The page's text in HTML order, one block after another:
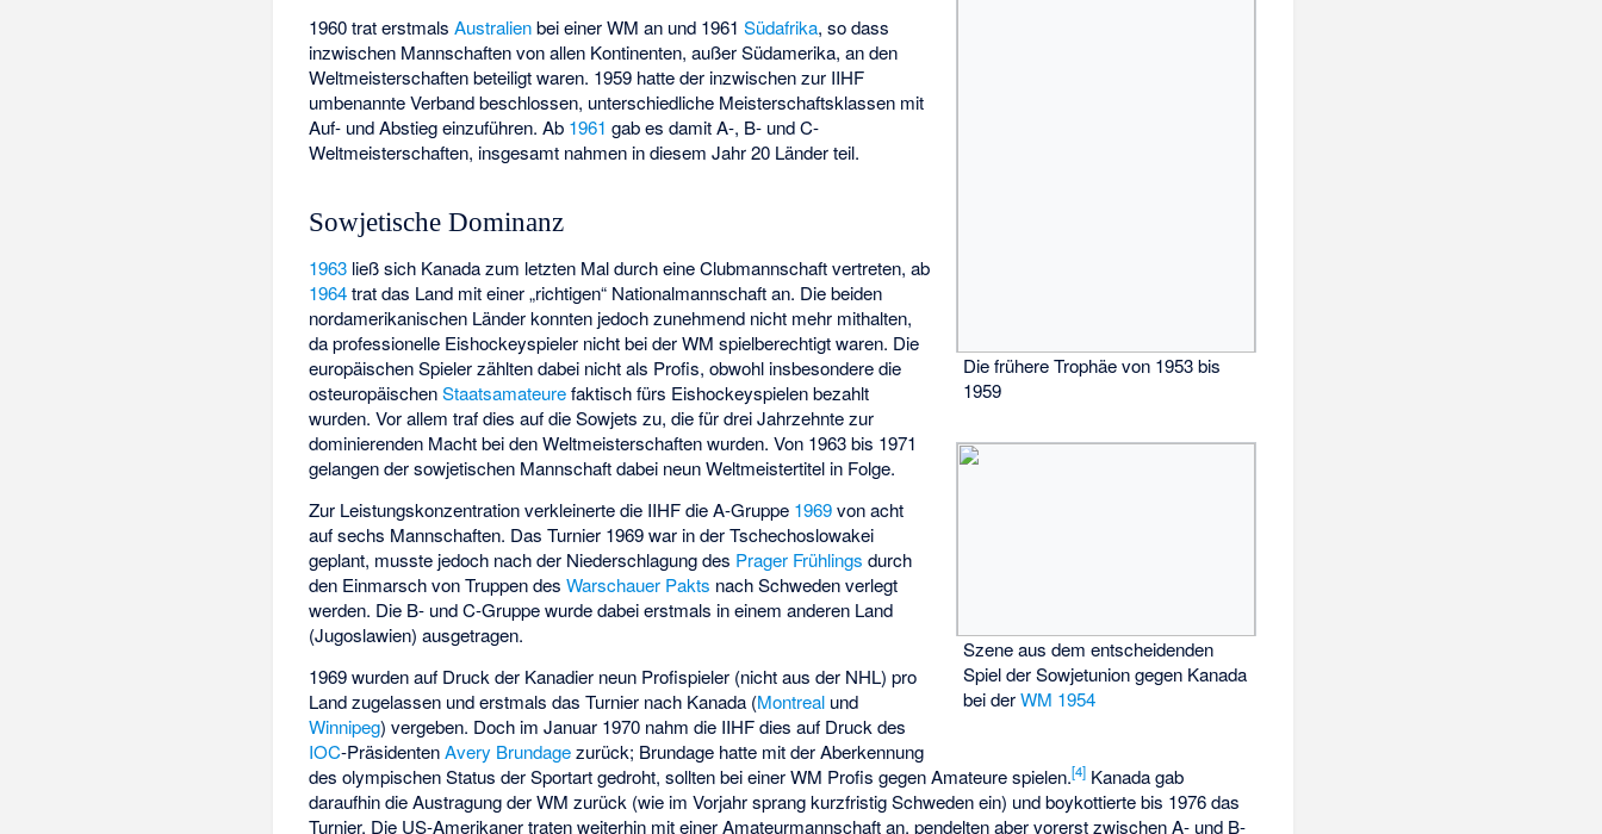
Die frühere Trophäe von 1953 bis
1959
Szene aus dem entscheidenden
Spiel der Sowjetunion gegen Kanada
bei derWM 1954
1960 trat erstmalsAustralienbei einer WM an und 1961Südafrika, so dass
inzwischen Mannschaften von allen Kontinenten, außer Südamerika, an den
Weltmeisterschaften beteiligt waren. 1959 hatte der inzwischen zur IIHF
umbenannte Verband beschlossen, unterschiedliche Meisterschaftsklassen mit
Auf- und Abstieg einzuführen. Ab 1961 gab es damit A-, B- und C-
Weltmeisterschaften, insgesamt nahmen in diesem Jahr 20 Länder teil.
Sowjetische Dominanz
1963 ließ sich Kanada zum letzten Mal durch eine Clubmannschaft vertreten, ab
1964trat das Land mit einer „richtigen“ Nationalmannschaft an. Die beiden
nordamerikanischen Länder konnten jedoch zunehmend nicht mehr mithalten,
da professionelle Eishockeyspieler nicht bei der WM spielberechtigt waren. Die
europäischen Spieler zählten dabei nicht als Profis, obwohl insbesondere die
osteuropäischenStaatsamateurefaktisch fürs Eishockeyspielen bezahlt
wurden. Vor allem traf dies auf die Sowjets zu, die für drei Jahrzehnte zur
dominierenden Macht bei den Weltmeisterschaften wurden. Von 1963 bis 1971
gelangen der sowjetischen Mannschaft dabei neun Weltmeistertitel in Folge.
Zur Leistungskonzentration verkleinerte die IIHF die A-Gruppe 1969von acht
auf sechs Mannschaften. Das Turnier 1969 war in der Tschechoslowakei
geplant, musste jedoch nach der Niederschlagung des Prager Frühlings durch
den Einmarsch von Truppen desWarschauer Pakts nach Schweden verlegt
werden. Die B- und C-Gruppe wurde dabei erstmals in einem anderen Land
(Jugoslawien) ausgetragen.
1969 wurden auf Druck der Kanadier neun Profispieler (nicht aus der NHL) pro
Land zugelassen und erstmals das Turnier nach Kanada (Montreal und
Winnipeg) vergeben. Doch im Januar 1970 nahm die IIHF dies auf Druck des
IOC-PräsidentenAvery Brundagezurück; Brundage hatte mit der Aberkennung
des olympischen Status der Sportart gedroht, sollten bei einer WM Profis gegen Amateure spielen.[4] Kanada gab
daraufhin die Austragung der WM zurück (wie im Vorjahr sprang kurzfristig Schweden ein) und boykottierte bis 1976 das
Turnier. Die US-Amerikaner traten weiterhin mit einer Amateurmannschaft an, pendelten aber vorerst zwischen A- und B-